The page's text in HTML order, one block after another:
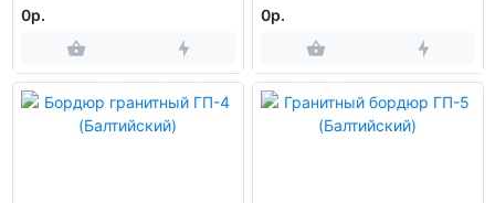
0р.
0р.